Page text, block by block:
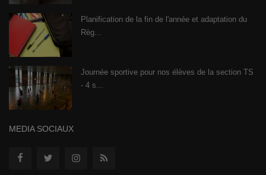
Planification de la fin de l'année et adaptation du
Règ...
Journée sportive pour nos élèves de la section TS
- 4 s...
MEDIA SOCIAUX